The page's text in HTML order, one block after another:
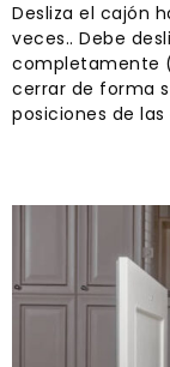
Desliza el cajón
veces.. Debe
completamente
cerrar de forma
posiciones de